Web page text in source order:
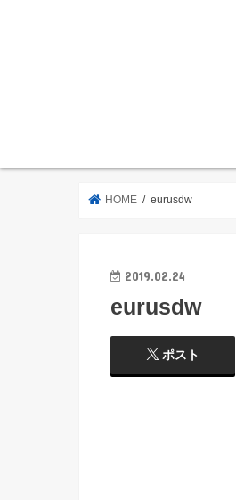
HOME eurusdw
2019.02.24
eurusdw
ポスト